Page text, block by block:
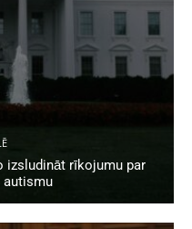
izsludināt rīkojumu par
autismu